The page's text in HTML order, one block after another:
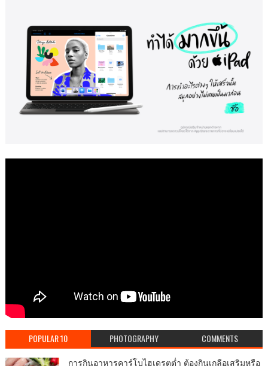
POPULAR 10 PHOTOGRAPHY COMMENTS
การกินอาหารคาร์โบไฮเดรตต่ำ ต้องกินเกลือเสริมหรือ